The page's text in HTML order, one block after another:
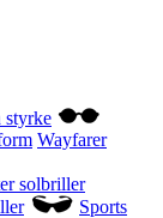
styrke
Wayfarer
solbriller
Sports